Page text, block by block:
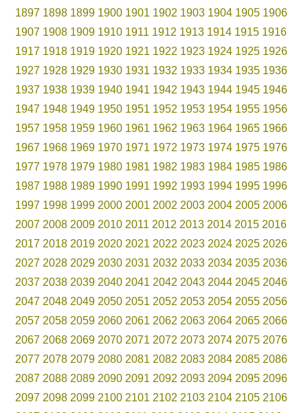
1897 1898 1899 1900 1901 1902 1903 1904 1905 1906
1907 1908 1909 1910 1911 1912 1913 1914 1915 1916
1917 1918 1919 1920 1921 1922 1923 1924 1925 1926
1927 1928 1929 1930 1931 1932 1933 1934 1935 1936
1937 1938 1939 1940 1941 1942 1943 1944 1945 1946
1947 1948 1949 1950 1951 1952 1953 1954 1955 1956
1957 1958 1959 1960 1961 1962 1963 1964 1965 1966
1967 1968 1969 1970 1971 1972 1973 1974 1975 1976
1977 1978 1979 1980 1981 1982 1983 1984 1985 1986
1987 1988 1989 1990 1991 1992 1993 1994 1995 1996
1997 1998 1999 2000 2001 2002 2003 2004 2005 2006
2007 2008 2009 2010 2011 2012 2013 2014 2015 2016
2017 2018 2019 2020 2021 2022 2023 2024 2025 2026
2027 2028 2029 2030 2031 2032 2033 2034 2035 2036
2037 2038 2039 2040 2041 2042 2043 2044 2045 2046
2047 2048 2049 2050 2051 2052 2053 2054 2055 2056
2057 2058 2059 2060 2061 2062 2063 2064 2065 2066
2067 2068 2069 2070 2071 2072 2073 2074 2075 2076
2077 2078 2079 2080 2081 2082 2083 2084 2085 2086
2087 2088 2089 2090 2091 2092 2093 2094 2095 2096
2097 2098 2099 2100 2101 2102 2103 2104 2105 2106